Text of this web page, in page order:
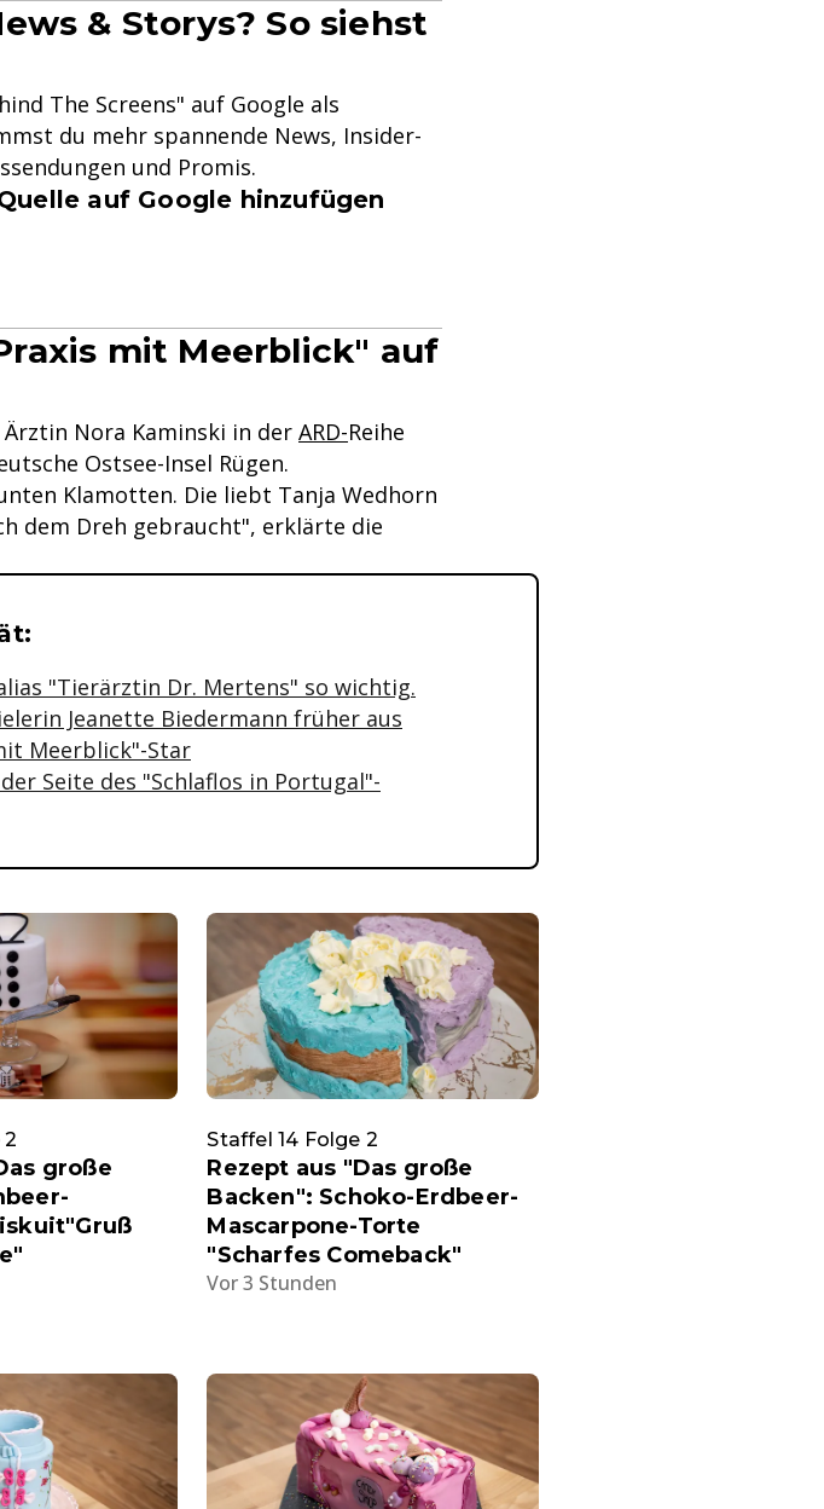
& Storys? So siehst
The Screens" auf Google als
du mehr spannende News, Insider-
und Promis.
auf Google hinzufügen
mit Meerblick" auf
Nora Kaminski in der ARD-Reihe
Ostsee-Insel Rügen.
Klamotten. Die liebt Tanja Wedhorn
dem Dreh gebraucht", erklärte die
Inhalt
"Tierärztin Dr. Mertens" so wichtig.
Jeanette Biedermann früher aus
Meerblick"-Star
Seite des "Schlaflos in Portugal"-
2
große
Staffel 14 Folge 2
Rezept aus "Das große
Backen": Schoko-Erdbeer-
Mascarpone-Torte
"Scharfes Comeback"
Vor 3 Stunden